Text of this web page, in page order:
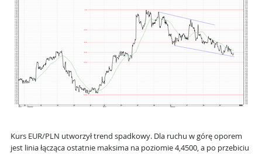
Kurs EUR/PLN utworzył trend spadkowy. Dla ruchu w górę oporem
jest linia łącząca ostatnie maksima na poziomie 4,4500, a po przebiciu